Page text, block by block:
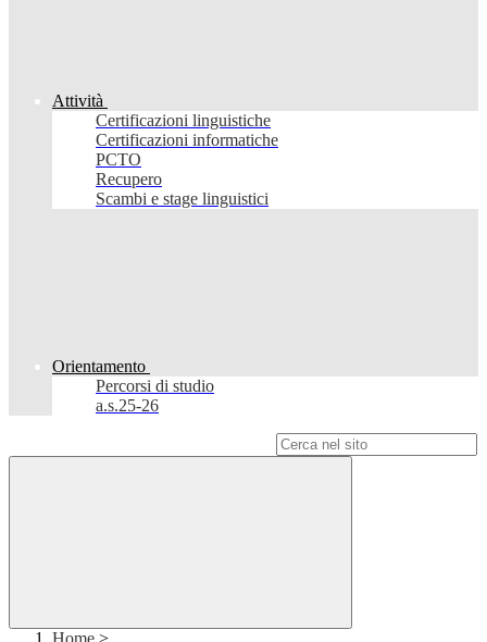
Attività
Certificazioni linguistiche
Certificazioni informatiche
PCTO
Recupero
Scambi e stage linguistici
Orientamento
Percorsi di studio
a.s.25-26